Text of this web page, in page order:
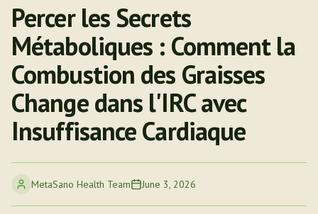
Percer les Secrets
Métaboliques : Comment la
Combustion des Graisses
Change dans l'IRC avec
Insuffisance Cardiaque
MetaSano Health Team June 3, 2026